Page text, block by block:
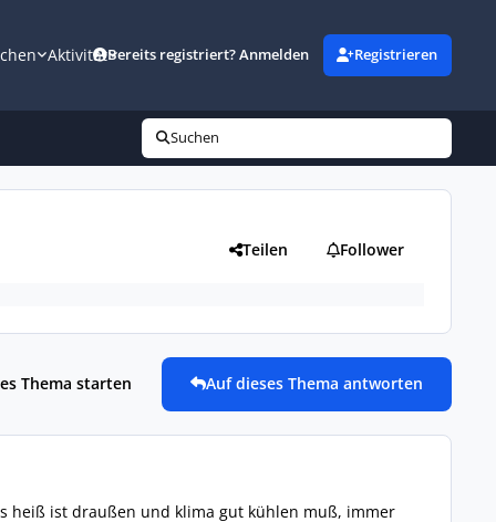
AktivitätBereits registriert? Anmelden Registrieren
Suchen
Teilen Follower
Thema starten Auf dieses Thema antworten
heiß ist draußen und klima gut kühlen muß, immer